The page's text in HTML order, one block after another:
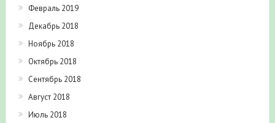
Февраль 2019
Декабрь 2018
Ноябрь 2018
Октябрь 2018
Сентябрь 2018
Август 2018
Июль 2018